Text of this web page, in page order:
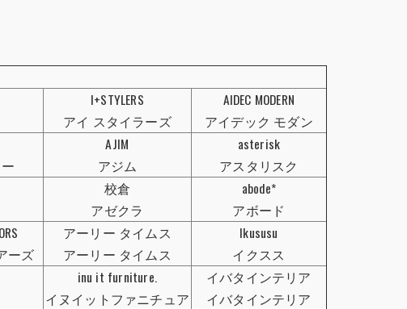
I+STYLERS
アイ スタイラーズ
AIDEC MODERN
アイデック モダン
AJIM
アジム
asterisk
アスタリスク
校倉
アゼクラ
abode*
アボード
ーズ
アーリー タイムス
アーリー タイムス
Ikususu
イクスス
inu it furniture.
イヌイットファニチュア
イバタインテリア
イバタインテリア